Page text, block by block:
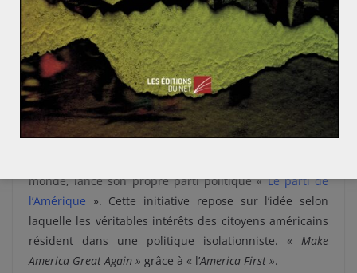
nombreux décrets et sa rupture avec Elon Musk ont
accentué les divisions parmi ses partisans.
L’intervention militaire a donc été perçue pour
beaucoup de ses soutiens, comme une limite franchie,
un point de non-retour.
Vers une division des trumpistes ?
monde, lance son propre parti politique «Le parti de
l’Amérique ». Cette initiative repose sur l’idée selon
laquelle les véritables intérêts des citoyens américains
résident dans une politique isolationniste. « Make
America Great Again » grâce à « l’America First ».